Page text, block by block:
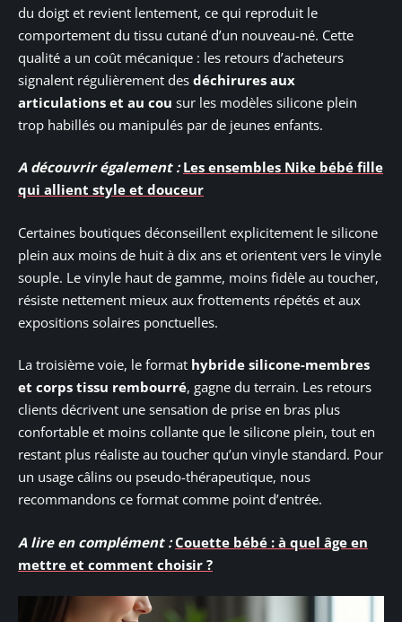
du doigt et revient lentement, ce qui reproduit le
comportement du tissu cutané d’un nouveau-né. Cette
qualité a un coût mécanique : les retours d’acheteurs
signalent régulièrement des déchirures aux
articulations et au cou sur les modèles silicone plein
trop habillés ou manipulés par de jeunes enfants.
A découvrir également : Les ensembles Nike bébé fille
qui allient style et douceur
Certaines boutiques déconseillent explicitement le silicone
plein aux moins de huit à dix ans et orientent vers le vinyle
souple. Le vinyle haut de gamme, moins fidèle au toucher,
résiste nettement mieux aux frottements répétés et aux
expositions solaires ponctuelles.
La troisième voie, le format hybride silicone-membres
et corps tissu rembourré, gagne du terrain. Les retours
clients décrivent une sensation de prise en bras plus
confortable et moins collante que le silicone plein, tout en
restant plus réaliste au toucher qu’un vinyle standard. Pour
un usage câlins ou pseudo-thérapeutique, nous
recommandons ce format comme point d’entrée.
A lire en complément : Couette bébé : à quel âge en
mettre et comment choisir ?